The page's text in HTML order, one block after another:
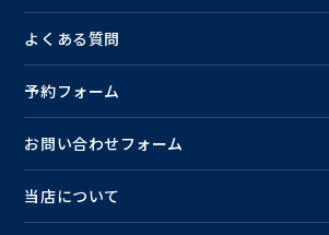
よくある質問
予約フォーム
お問い合わせフォーム
当店について